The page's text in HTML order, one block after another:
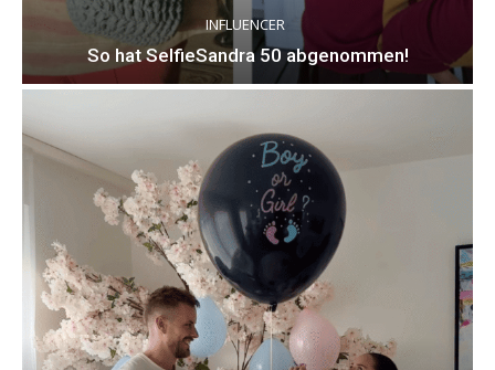
INFLUENCER
So hat SelfieSandra 50 abgenommen!